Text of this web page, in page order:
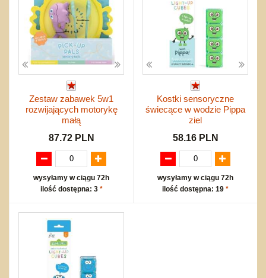
Zestaw zabawek 5w1
rozwijających motorykę
małą
87.72 PLN
wysyłamy w ciągu 72h
ilość dostępna: 3 *
Kostki sensoryczne
świecące w wodzie Pippa
ziel
58.16 PLN
wysyłamy w ciągu 72h
ilość dostępna: 19 *